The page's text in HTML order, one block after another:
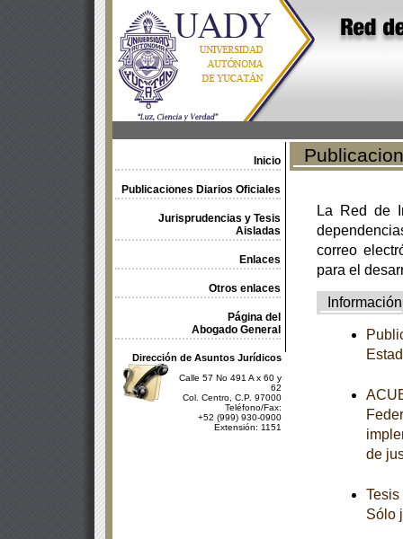
Inicio
Publicaciones Diarios Oficiales
Jurisprudencias y Tesis
Aisladas
Enlaces
Otros enlaces
Página del
Abogado General
Dirección de Asuntos Jurídicos
Calle 57 No 491 A x 60 y
62
Col. Centro, C.P. 97000
Teléfono/Fax:
+52 (999) 930-0900
Extensión: 1151
La Red de
correo
para el
Información
de
Sólo